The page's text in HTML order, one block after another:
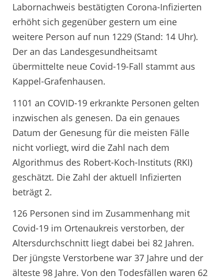
Labornachweis bestätigten Corona-Infizierten
erhöht sich gegenüber gestern um eine
weitere Person auf nun 1229 (Stand: 14 Uhr).
Der an das Landesgesundheitsamt
übermittelte neue Covid-19-Fall stammt aus
Kappel-Grafenhausen.
1101 an COVID-19 erkrankte Personen gelten
inzwischen als genesen. Da ein genaues
Datum der Genesung für die meisten Fälle
nicht vorliegt, wird die Zahl nach dem
Algorithmus des Robert-Koch-Instituts (RKI)
geschätzt. Die Zahl der aktuell Infizierten
beträgt 2.
126 Personen sind im Zusammenhang mit
Covid-19 im Ortenaukreis verstorben, der
Altersdurchschnitt liegt dabei bei 82 Jahren.
Der jüngste Verstorbene war 37 Jahre und der
älteste 98 Jahre. Von den Todesfällen waren 62